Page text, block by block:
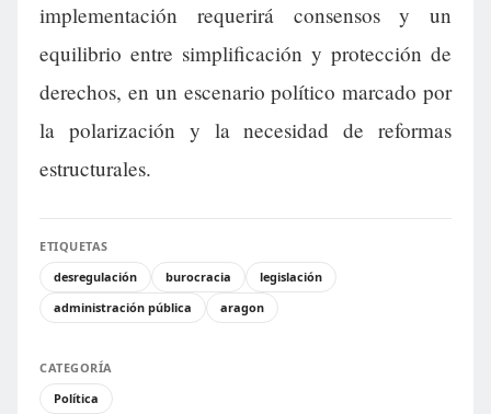
implementación requerirá consensos y un
equilibrio entre simplificación y protección de
derechos, en un escenario político marcado por
la polarización y la necesidad de reformas
estructurales.
ETIQUETAS
desregulación
burocracia
legislación
administración pública
aragon
CATEGORÍA
Política